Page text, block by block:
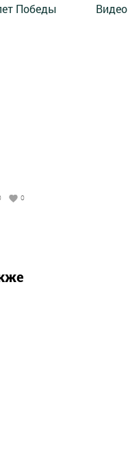
Победы Видео
0